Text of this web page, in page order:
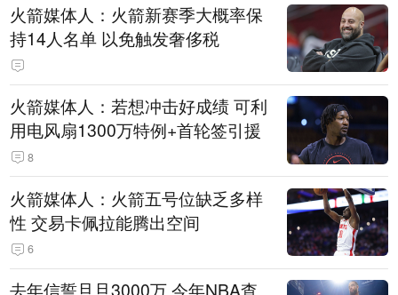
火箭媒体人：火箭新赛季大概率保
持14人名单 以免触发奢侈税
火箭媒体人：若想冲击好成绩 可利
用电风扇1300万特例+首轮签引援
8
火箭媒体人：火箭五号位缺乏多样
性 交易卡佩拉能腾出空间
6
去年信誓旦旦3000万 今年NBA查